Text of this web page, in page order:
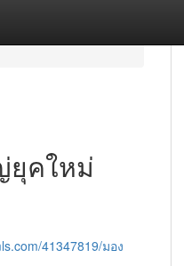
ยุคใหม่
41347819/มอง